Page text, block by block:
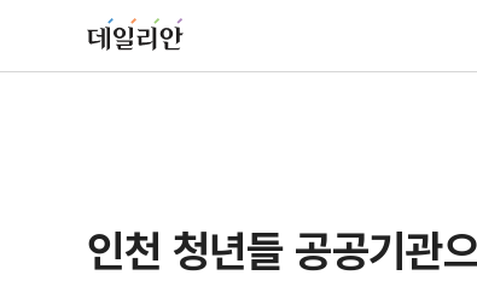
인천 청년들 공공기관